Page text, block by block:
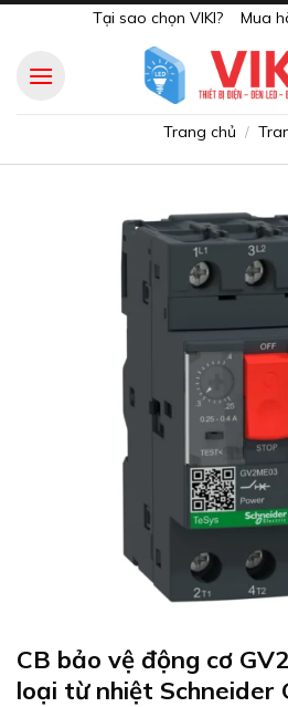
content
Tại sao chọn VIKI? Mua
Trang chủ /
CB bảo vệ động cơ
loại từ nhiệt Schneider